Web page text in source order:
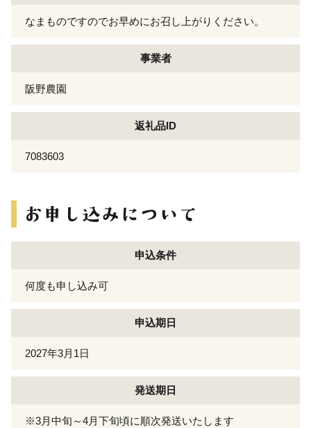
なまものですのでお早めにお召し上がりください。
事業者
阪野農園
返礼品ID
7083603
申込条件
何度も申し込み可
申込期日
2027年3月1日
発送期日
※3月中旬～4月下旬頃に順次発送いたします